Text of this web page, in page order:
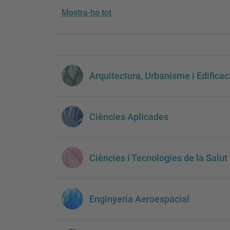
Mostra-ho tot
Arquitectura, Urbanisme i
Ciències Aplicades
Ciències i Tecnologies de la Salut
Enginyeria Aeroespacial